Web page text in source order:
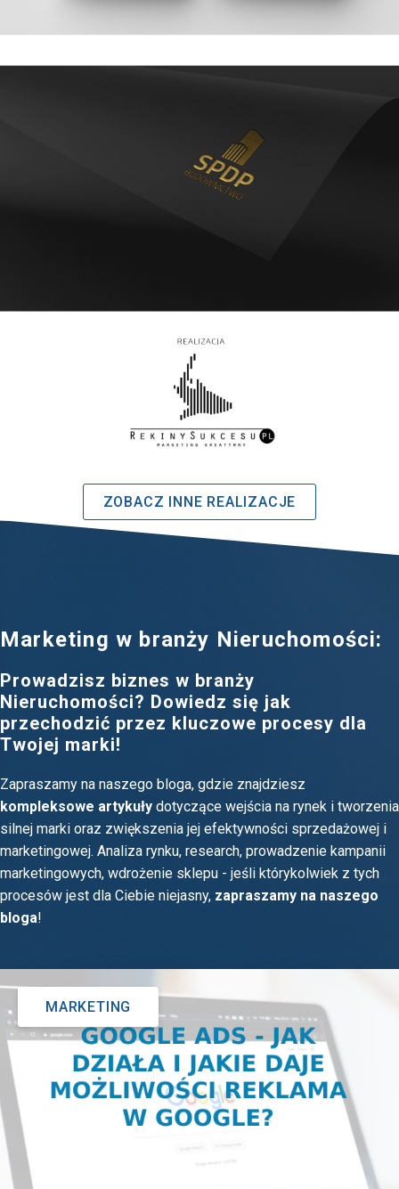
ZOBACZ INNE REALIZACJE
Marketing w branży Nieruchomości:
Prowadzisz biznes w branży
Nieruchomości? Dowiedz się jak
przechodzić przez kluczowe procesy dla
Twojej marki!
Zapraszamy na naszego bloga, gdzie znajdziesz
kompleksowe artykuły dotyczące wejścia na rynek i tworzenia
silnej marki oraz zwiększenia jej efektywności sprzedażowej i
marketingowej. Analiza rynku, research, prowadzenie kampanii
marketingowych, wdrożenie sklepu - jeśli którykolwiek z tych
procesów jest dla Ciebie niejasny, zapraszamy na naszego
bloga!
MARKETING